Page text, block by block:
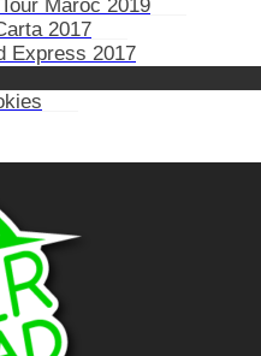
Maroc 2019
2017
Express 2017